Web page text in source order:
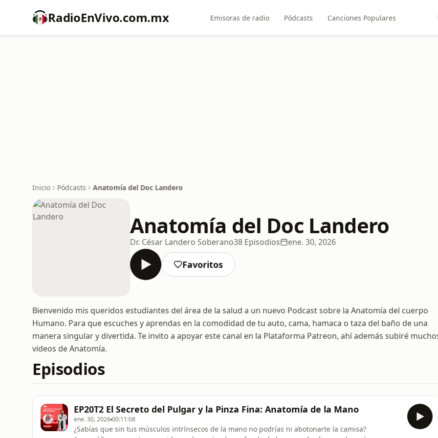
RadioEnVivo.com.mx Emisoras de radio Pódcasts Canciones Populares
Inicio Pódcasts Anatomía del Doc Landero
Anatomía del Doc Landero
Dr. César Landero Soberano38 Episodios ene. 30, 2026
Favoritos
Bienvenido mis queridos estudiantes del área de la salud a un nuevo Podcast sobre la Anatomía del cuerpo
Humano. Para que escuches y aprendas en la comodidad de tu auto, cama, hamaca o taza del baño de una
manera singular y divertida. Te invito a apoyar este canal en la Plataforma Patreon, ahí además subiré
videos de Anatomía.
Episodios
EP20T2 El Secreto del Pulgar y la Pinza Fina: Anatomía de la Mano
ene. 30, 202600:11:08
¿Sabías que sin tus músculos intrínsecos de la mano no podrías ni abotonarte la camisa?